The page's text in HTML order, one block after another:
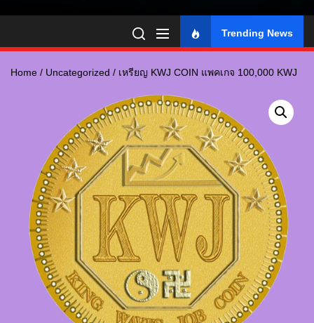
Trending News
Home / Uncategorized / เหรียญ KWJ COIN แพคเกจ 100,000 KWJ